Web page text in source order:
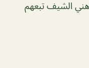
الشيف تبعهم